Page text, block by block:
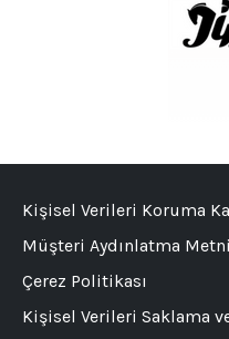
Kişisel Verileri Koruma
Müşteri Aydınlatma Metni
Çerez Politikası
Kişisel Verileri Saklama